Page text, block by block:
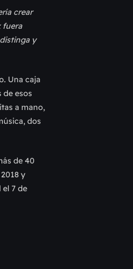
crear
fuera
y
Una caja
esos
a mano,
dos
de 40
y
el 7 de